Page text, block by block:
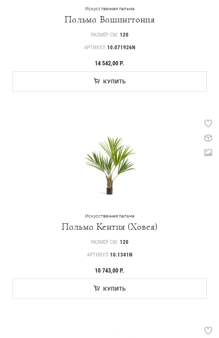
Искусственная пальма
Пальма Вашингтония
РАЗМЕР СМ. 120
АРТИКУЛ 10.071926N
14 542,00 Р.
КУПИТЬ
Искусственная пальма
Пальма Кентия (Ховея)
РАЗМЕР СМ. 120
АРТИКУЛ 10.1341N
10 743,00 Р.
КУПИТЬ
Растения, кусты, мох и трава
Ампельные растения 70
Товары с 3D-моделями
Готовые решения от Treez 146
Алфавитный указатель